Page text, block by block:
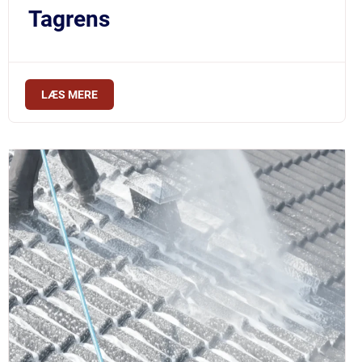
Tagrens
LÆS MERE
$219